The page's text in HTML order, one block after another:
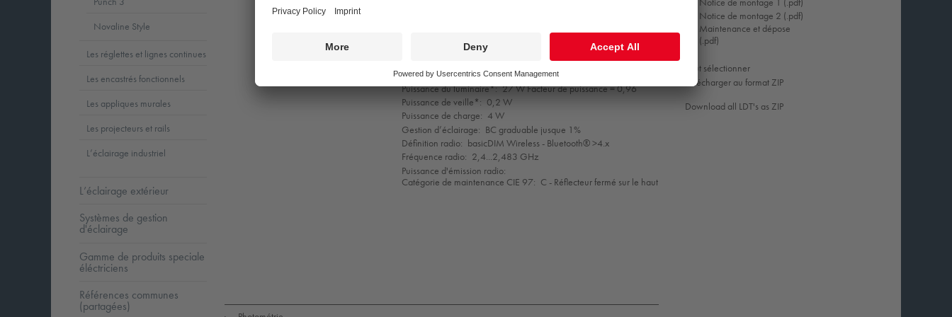
Notice de montage 1 (.pdf)
Notice de montage 2 (.pdf)
Maintenance et dépose
(.pdf)
Tout sélectionner
Télécharger au format ZIP
Download all LDT's as ZIP
3000 Kelvin
Tolérance de la couleur (MacAdam intial):
L80 50000 h à 25 °C
Convertisseur: 1x HFI* Tridonic LCA
Puissance du luminaire*: 27 W Facteur de puissance = 0,96
Puissance de veille*: 0,2 W
Puissance de charge: 4 W
Gestion d’éclairage: BC graduable jusque 1%
Définition radio: basicDIM Wireless - Bluetooth® >4.x
Fréquence radio: 2,4...2,483 GHz
Puissance d'émission radio:
Catégorie de maintenance CIE 97: C - Réflecteur fermé sur le haut
Novaline Style
Les réglettes et lignes continues
Les encastrés fonctionnels
Les appliques murales
Les projecteurs et rails
L’éclairage industriel
L’éclairage extérieur
Systèmes de gestion
d'éclairage
Gamme de produits speciale
éléctriciens
Références communes
(partagées)